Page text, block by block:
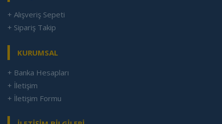
+ Alışveriş Sepeti
+ Sipariş Takip
KURUMSAL
+ Banka Hesapları
+ İletişim
+ İletişim Formu